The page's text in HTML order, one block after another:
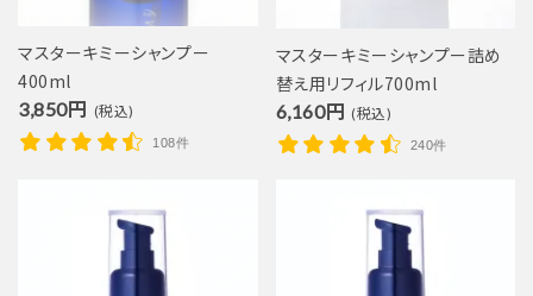
マスターキミーシャンプー
400ml
3,850円 (税込)
108件
マスターキミーシャンプー詰め
替え用リフィル700ml
6,160円 (税込)
240件